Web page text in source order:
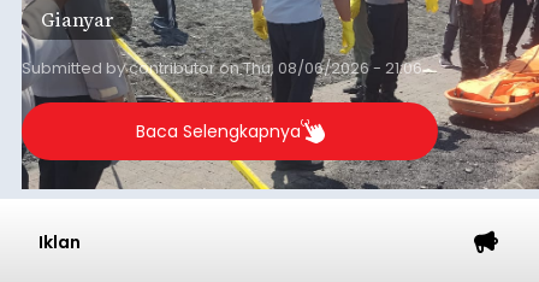
Gianyar
Submitted bycontributoronThu, 08/06/2026 - 21:06
Baca Selengkapnya
Iklan